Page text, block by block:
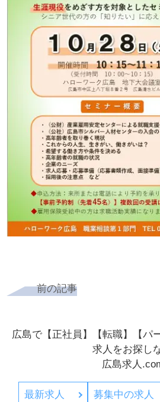
前の記事
広島で【正社員】【転職】【パ
求人をお探し
広島求人
最新求人 募集中の求人